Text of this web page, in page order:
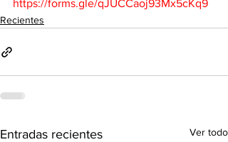
https://forms.gle/qJUCCaoj93Mx5cKq9
Recientes
Entradas recientes Ver todo